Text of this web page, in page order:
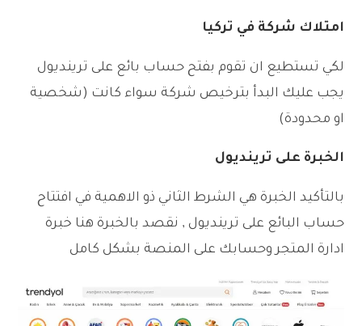
امتلاك شركة في تركيا
لكي تستطيع ان تقوم بفتح حساب بائع على ترينديول
يجب عليك البدأ بترخيص شركة سواء كانت (شخصية
او محدودة)
الخبرة على ترينديول
بالتأكيد الخبرة هي الشرط الثاني ذو الاهمية في افتتاح
حساب البائع على ترينديول , نقصد بالخبرة هنا خبرة
ادارة المتجر وحسابك على المنصة بشكل كامل